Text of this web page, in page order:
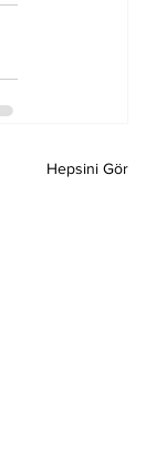
Hepsini Gör